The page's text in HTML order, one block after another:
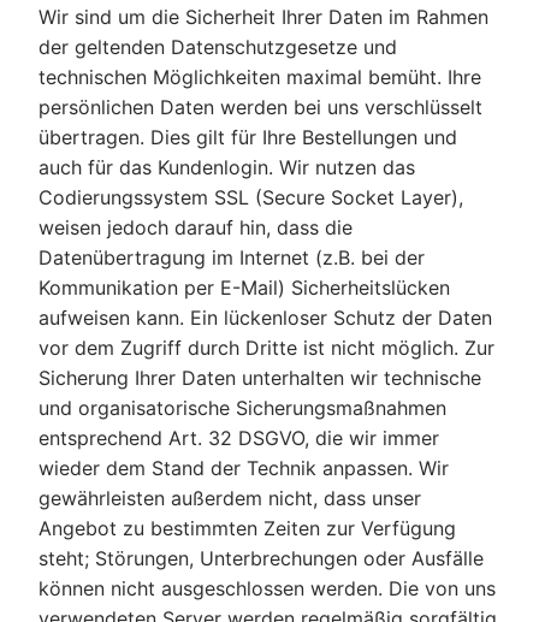
Wir sind um die Sicherheit Ihrer Daten im Rahmen
der geltenden Datenschutzgesetze und
technischen Möglichkeiten maximal bemüht. Ihre
persönlichen Daten werden bei uns verschlüsselt
übertragen. Dies gilt für Ihre Bestellungen und
auch für das Kundenlogin. Wir nutzen das
Codierungssystem SSL (Secure Socket Layer),
weisen jedoch darauf hin, dass die
Datenübertragung im Internet (z.B. bei der
Kommunikation per E-Mail) Sicherheitslücken
aufweisen kann. Ein lückenloser Schutz der Daten
vor dem Zugriff durch Dritte ist nicht möglich. Zur
Sicherung Ihrer Daten unterhalten wir technische
und organisatorische Sicherungsmaßnahmen
entsprechend Art. 32 DSGVO, die wir immer
wieder dem Stand der Technik anpassen. Wir
gewährleisten außerdem nicht, dass unser
Angebot zu bestimmten Zeiten zur Verfügung
steht; Störungen, Unterbrechungen oder Ausfälle
können nicht ausgeschlossen werden. Die von uns